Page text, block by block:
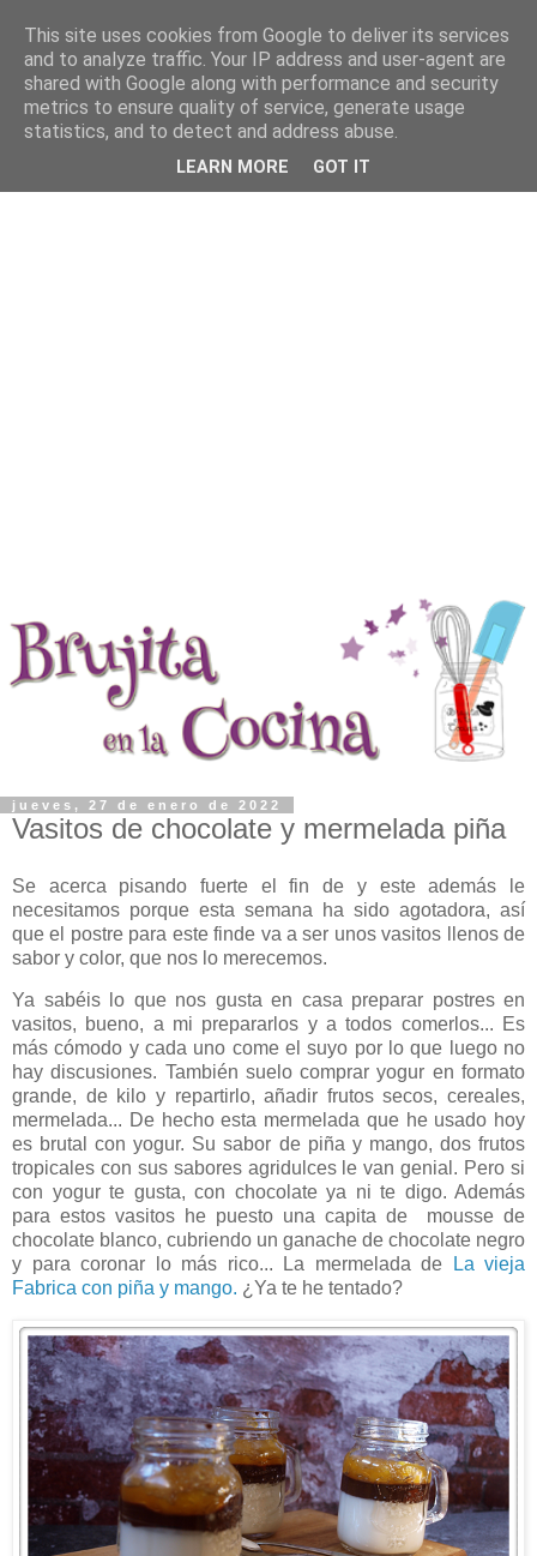
jueves, 27 de enero de 2022
Vasitos de chocolate y mermelada piña
Se acerca pisando fuerte el fin de y este además le
necesitamos porque esta semana ha sido agotadora, así
que el postre para este finde va a ser unos vasitos llenos de
sabor y color, que nos lo merecemos.
Ya sabéis lo que nos gusta en casa preparar postres en
vasitos, bueno, a mi prepararlos y a todos comerlos... Es
más cómodo y cada uno come el suyo por lo que luego no
hay discusiones. También suelo comprar yogur en formato
grande, de kilo y repartirlo, añadir frutos secos, cereales,
mermelada... De hecho esta mermelada que he usado hoy
es brutal con yogur. Su sabor de piña y mango, dos frutos
tropicales con sus sabores agridulces le van genial. Pero si
con yogur te gusta, con chocolate ya ni te digo. Además
para estos vasitos he puesto una capita de mousse de
chocolate blanco, cubriendo un ganache de chocolate negro
y para coronar lo más rico... La mermelada de
La vieja
Fabrica con piña y mango. ¿Ya te he tentado?
This site uses cookies from Google to deliver its services
and to analyze traffic. Your IP address and user-agent are
shared with Google along with performance and security
metrics to ensure quality of service, generate usage
statistics, and to detect and address abuse.
LEARN MORE GOT IT